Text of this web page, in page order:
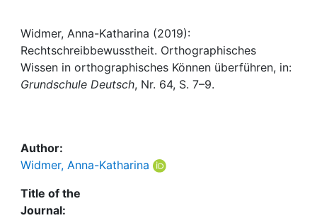
Awards
My FIS
Widmer, Anna-Katharina (2019):
Rechtschreibbewusstheit. Orthographisches
Wissen in orthographisches Können überführen, in:
Grundschule Deutsch, Nr. 64, S. 7–9.
Author:
Widmer, Anna-Katharina
Title of the
Journal: